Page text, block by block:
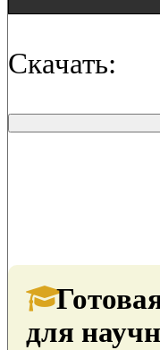
Скачать:
для